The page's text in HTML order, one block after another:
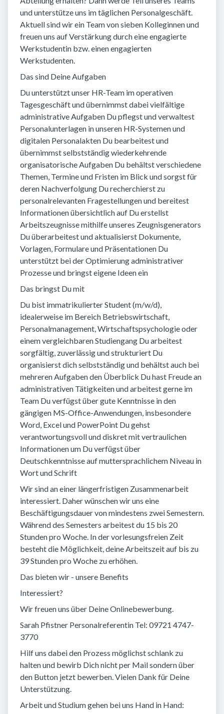
und unterstütze uns im täglichen Personalgeschäft.
Aktuell sind wir ein Team von sieben Kolleginnen und
freuen uns auf Verstärkung durch eine engagierte
Werkstudentin bzw. einen engagierten
Werkstudenten.
Das sind Deine Aufgaben
Du unterstützt unser HR-Team im operativen
Tagesgeschäft und übernimmst dabei vielfältige
administrative Aufgaben Du pflegst und verwaltest
Personalunterlagen in unseren HR-Systemen und
digitalen Personalakten Du bearbeitest und
übernimmst selbstständig wiederkehrende
organisatorische Aufgaben Du behältst verschiedene
Themen, Termine und Fristen im Blick und sorgst für
deren Nachverfolgung Du recherchierst zu
personalrelevanten Fragestellungen und bereitest
Informationen übersichtlich auf Du erstellst
Arbeitszeugnisse mithilfe unseres Zeugnisgenerators
Du überarbeitest und aktualisierst Dokumente,
Vorlagen, Formulare und Präsentationen Du
unterstützt bei der Optimierung administrativer
Prozesse und bringst eigene Ideen ein
Das bringst Du mit
Du bist immatrikulierter Student (m/w/d),
idealerweise im Bereich Betriebswirtschaft,
Personalmanagement, Wirtschaftspsychologie oder
einem vergleichbaren Studiengang Du arbeitest
sorgfältig, zuverlässig und strukturiert Du
organisierst dich selbstständig und behältst auch bei
mehreren Aufgaben den Überblick Du hast Freude an
administrativen Tätigkeiten und arbeitest gerne im
Team Du verfügst über gute Kenntnisse in den
gängigen MS-Office-Anwendungen, insbesondere
Word, Excel und PowerPoint Du gehst
verantwortungsvoll und diskret mit vertraulichen
Informationen um Du verfügst über
Deutschkenntnisse auf muttersprachlichem Niveau in
Wort und Schrift
Wir sind an einer längerfristigen Zusammenarbeit
interessiert. Daher wünschen wir uns eine
Beschäftigungsdauer von mindestens zwei Semestern.
Während des Semesters arbeitest du 15 bis 20
Stunden pro Woche. In der vorlesungsfreien Zeit
besteht die Möglichkeit, deine Arbeitszeit auf bis zu
39 Stunden pro Woche zu erhöhen.
Das bieten wir - unsere Benefits
Interessiert?
Wir freuen uns über Deine Onlinebewerbung.
Sarah Pfistner Personalreferentin Tel: 09721 4747-
3770
Hilf uns dabei den Prozess möglichst schlank zu
halten und bewirb Dich nicht per Mail sondern über
den Button jetzt bewerben. Vielen Dank für Deine
Unterstützung.
Arbeit und Studium gehen bei uns Hand in Hand: